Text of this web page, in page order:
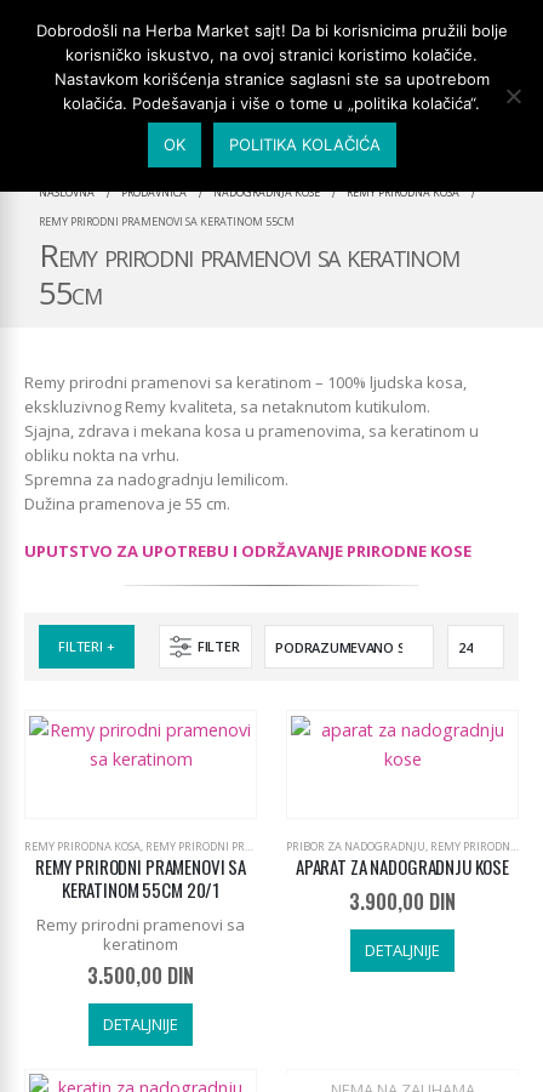
PRIJAVA/MOJ NALOG
NASLOVNA PRODAVNICA NADOGRADNJA KOSE
REMY PRIRODNA KOSA
REMY PRIRODNI PRAMENOVI SA KERATINOM 55CM
Remy prirodni pramenovi sa keratinom
55cm
FILTER
FILTERI +
REMY PRIRODNA KOSA, REMY PRIRODNI PRAMENOVI SA KERATINOM 55CM
REMY PRIRODNI PRAMENOVI SA
KERATINOM 55CM 20/1
Remy prirodni pramenovi sa
keratinom
3.500,00 DIN
DETALJNIJE
PRIBOR ZA NADOGRADNJU, REMY PRIRODNI PRAMENOVI SA KERATINOM 55CM
APARAT ZA NADOGRADNJU KOSE
3.900,00 DIN
DETALJNIJE
Remy prirodni pramenovi sa keratinom – 100% ljudska kosa,
ekskluzivnog Remy kvaliteta, sa netaknutom kutikulom.
Sjajna, zdrava i mekana kosa u pramenovima, sa keratinom u
obliku nokta na vrhu.
Spremna za nadogradnju lemilicom.
Dužina pramenova je 55 cm.
UPUTSTVO ZA UPOTREBU I ODRŽAVANJE PRIRODNE KOSE
Dobrodošli na Herba Market sajt! Da bi korisnicima pružili bolje
korisničko iskustvo, na ovoj stranici koristimo kolačiće.
Nastavkom korišćenja stranice saglasni ste sa upotrebom
kolačića. Podešavanja i više o tome u „politika kolačića“.
OK POLITIKA KOLAČIĆA